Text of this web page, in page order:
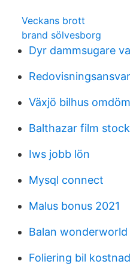
Veckans brott
brand sölvesborg
Dyr dammsugare
Växjö bilhus
Balthazar film
Iws jobb lön
Mysql connect
Malus bonus 2021
Balan wonderworld
Foliering bil kostnad